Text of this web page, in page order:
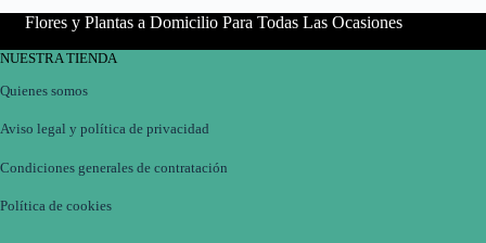
Flores y Plantas a Domicilio Para Todas Las Ocasiones
NUESTRA TIENDA
Quienes somos
Aviso legal y política de privacidad
Condiciones generales de contratación
Política de cookies